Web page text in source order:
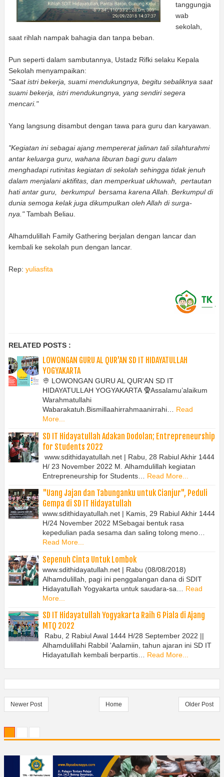
tanggungja
wab
sekolah,
saat rihlah nampak bahagia dan tanpa beban.
Pun seperti dalam sambutannya, Ustadz Rifki selaku Kepala
Sekolah menyampaikan:
"Saat istri bekerja, suami mendukungnya, begitu sebaliknya saat
suami bekerja, istri mendukungnya, yang sendiri segera
mencari."
Yang langsung disambut dengan tawa para guru dan karyawan.
"Kegiatan ini sebagai ajang mempererat jalinan tali silahturahmi
antar keluarga guru, wahana liburan bagi guru dalam
menghadapi rutinitas kegiatan di sekolah sehingga tidak jenuh
dalam menjalani aktifitas, dan memperkuat ukhuwah, pertautan
hati antar guru, berkumpul bersama karena Allah. Berkumpul di
dunia semoga kelak juga dikumpulkan oleh Allah di surga-
nya."Tambah Beliau.
Alhamdulillah Family Gathering berjalan dengan lancar dan
kembali ke sekolah pun dengan lancar.
Rep: yuliasfita
RELATED POSTS :
LOWONGAN GURU AL QUR'AN SD IT HIDAYATULLAH
YOGYAKARTA
👳 LOWONGAN GURU AL QUR'AN SD IT
HIDAYATULLAH YOGYAKARTA 🧕Assalamu’alaikum
Warahmatullahi
Wabarakatuh.Bismillaahirrahmaanirrahi… Read
More...
SD IT Hidayatullah Adakan Dodolan; Entrepreneurship
for Students 2022
www.sdithidayatullah.net | Rabu, 28 Rabiul Akhir 1444
H/ 23 November 2022 M. Alhamdulillah kegiatan
Entrepreneurship for Students…
Read More...
"Uang Jajan dan Tabunganku untuk Cianjur", Peduli
Gempa di SD IT Hidayatullah
www.sdithidayatullah.net | Kamis, 29 Rabiul Akhir 1444
H/24 November 2022 MSebagai bentuk rasa
kepedulian pada sesama dan saling tolong meno…
Read More...
Sepenuh Cinta Untuk Lombok
www.sdithidayatullah.net | Rabu (08/08/2018)
Alhamdulillah, pagi ini penggalangan dana di SDIT
Hidayatullah Yogyakarta untuk saudara-sa…
Read
More...
SD IT Hidayatullah Yogyakarta Raih 6 Piala di Ajang
MTQ 2022
Rabu, 2 Rabiul Awal 1444 H/28 September 2022 ||
Alhamdulillahi Rabbil 'Aalamiin, tahun ajaran ini SD IT
Hidayatullah kembali berpartis… Read More...
Newer Post Older Post
Home